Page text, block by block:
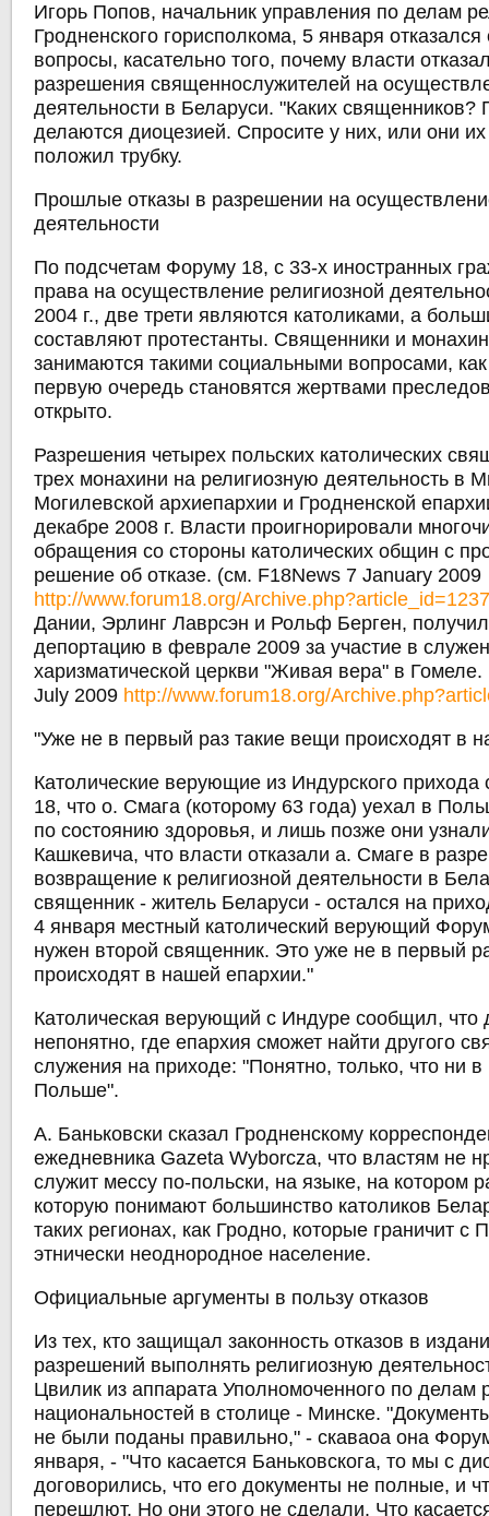
Игорь Попов, начальник управления по делам
Гродненского горисполкома, 5 января
вопросы, касательно того, почему власти
разрешения священнослужителей на
деятельности в Беларуси. "Каких священников?
делаются диоцезией. Спросите у них, или они
положил трубку.
Прошлые отказы в разрешении на
деятельности
По подсчетам Форуму 18, с 33-х иностранных
права на осуществление религиозной
2004 г., две трети являются католиками, а
составляют протестанты. Священники и
занимаются такими социальными вопросами,
первую очередь становятся жертвами
открыто.
Разрешения четырех польских католических
трех монахини на религиозную деятельность в
Могилевской архиепархии и Гродненской
декабре 2008 г. Власти проигнорировали
обращения со стороны католических общин с
решение об отказе. (см. F18News 7 January 2009
http://www.forum18.org/
Дании, Эрлинг Лаврсэн и Рольф Берген,
депортацию в феврале 2009 за участие в
харизматической церкви "Живая вера" в
July 2009 http://www.forum18.org/
"Уже не в первый раз такие вещи происходят в
Католические верующие из Индурского
18, что о. Смага (которому 63 года) уехал в
по состоянию здоровья, и лишь позже они
Кашкевича, что власти отказали а. Смаге в
возвращение к религиозной деятельности в
священник - житель Беларуси - остался на
4 января местный католический верующий
нужен второй священник. Это уже не в первый
происходят в нашей епархии."
Католическая верующий с Индуре сообщил, что
непонятно, где епархия сможет найти другого
служения на приходе: "Понятно, только, что ни
Польше".
А. Баньковски сказал Гродненскому
ежедневника Gazeta Wyborcza, что властям не
служит мессу по-польски, на языке, на котором
которую понимают большинство католиков
таких регионах, как Гродно, которые граничит
этнически неоднородное население.
Официальные аргументы в пользу отказов
Из тех, кто защищал законность отказов в
разрешений выполнять религиозную
Цвилик из аппарата Уполномоченного по делам
национальностей в столице - Минске.
не были поданы правильно," - скаваоа она
января, - "Что касается Баньковскога, то мы с
договорились, что его документы не полные, и
перешлют. Но они этого не сделали. Что